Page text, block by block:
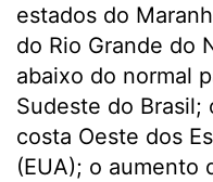
estados do
do Rio Grande do
abaixo do normal
Sudeste do Brasil;
costa Oeste dos
(EUA); o aumento